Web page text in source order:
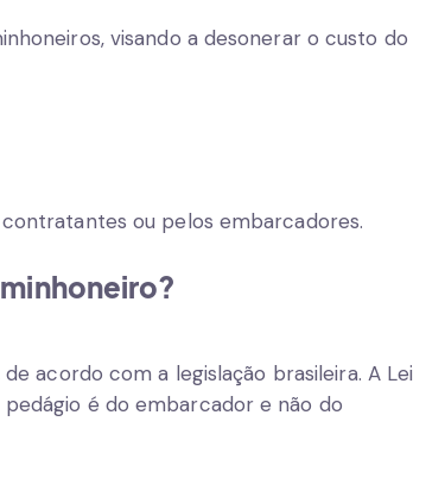
visando a desonerar o custo do
ou pelos embarcadores.
acordo com a legislação brasileira. A Lei
é do embarcador e não do